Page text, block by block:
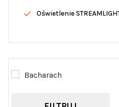
Oświetlenie
Bacharach